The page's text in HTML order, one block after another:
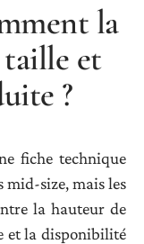
la
et
?
fiche technique
mid-size, mais les
la hauteur de
et la disponibilité